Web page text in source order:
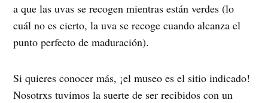
a que las uvas se recogen mientras están verdes (lo
cuál no es cierto, la uva se recoge cuando alcanza el
punto perfecto de maduración).
Si quieres conocer más, ¡el museo es el sitio indicado!
Nosotrxs tuvimos la suerte de ser recibidos con un